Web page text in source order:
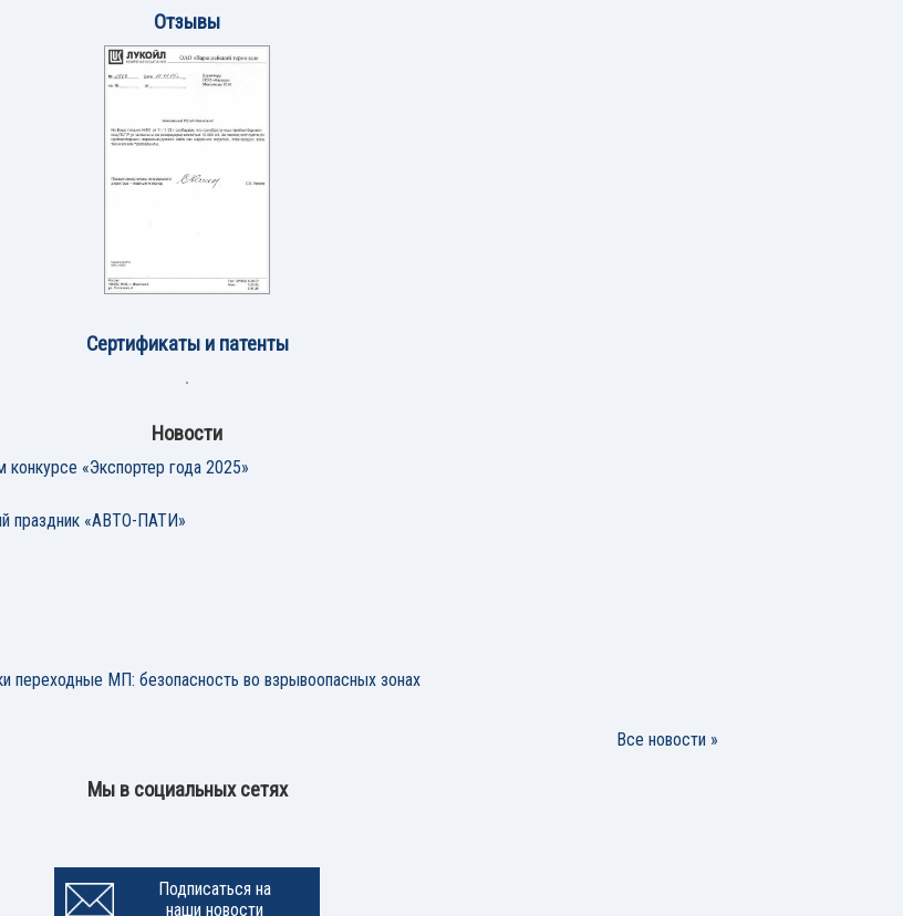
Отзывы
Сертификаты и патенты
Новости
«Экспортер года 2025»
праздник «АВТО-ПАТИ»
переходные МП: безопасность во взрывоопасных зонах
Все новости »
Мы в социальных сетях
Подписаться на
наши новости